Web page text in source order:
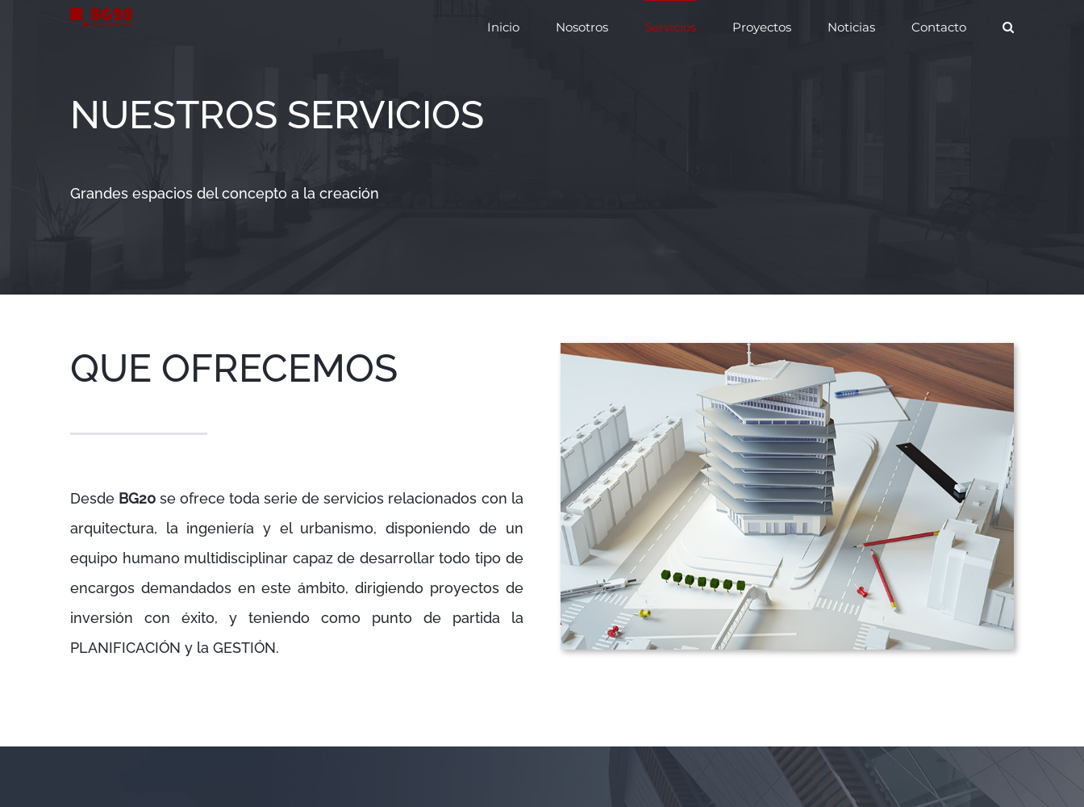
Inicio Nosotros Servicios Proyectos Noticias Contacto
NUESTROS SERVICIOS
Grandes espacios del concepto a la creación
QUE OFRECEMOS
Desde BG20 se ofrece toda serie de servicios relacionados con la
arquitectura, la ingeniería y el urbanismo, disponiendo de un
equipo humano multidisciplinar capaz de desarrollar todo tipo de
encargos demandados en este ámbito, dirigiendo proyectos de
inversión con éxito, y teniendo como punto de partida la
PLANIFICACIÓN y la GESTIÓN.